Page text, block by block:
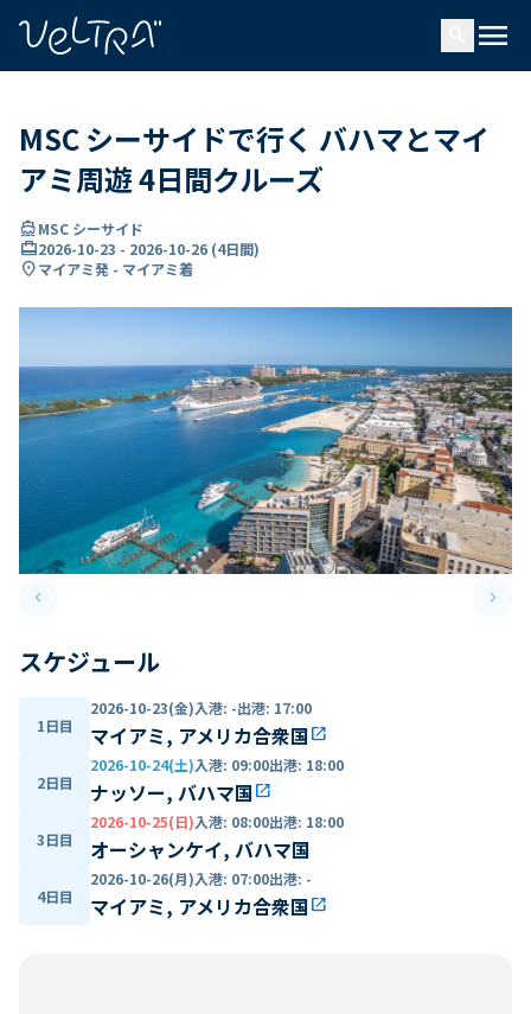
menu
MSC シーサイドで行く バハマとマイ
アミ周遊 4日間クルーズ
directions_boatMSC シーサイド
card_travel2026-10-23 - 2026-10-26 (4日間)
location_onマイアミ発 - マイアミ着
keyboard_arrow_leftPrevious slide keyboard_arrow_right
スケジュール
1日目
2026-10-23(金)入港: -出港: 17:00
マイアミ, アメリカ合衆国open_in_new
2日目
2026-10-24(土)入港: 09:00出港: 18:00
ナッソー, バハマ国open_in_new
3日目
2026-10-25(日)入港: 08:00出港: 18:00
オーシャンケイ, バハマ国
4日目
2026-10-26(月)入港: 07:00出港: -
マイアミ, アメリカ合衆国open_in_new